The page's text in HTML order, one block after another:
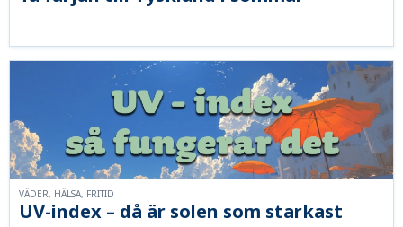
UV-index – då är solen som starkast
VÄDER, HÄLSA, FRITID